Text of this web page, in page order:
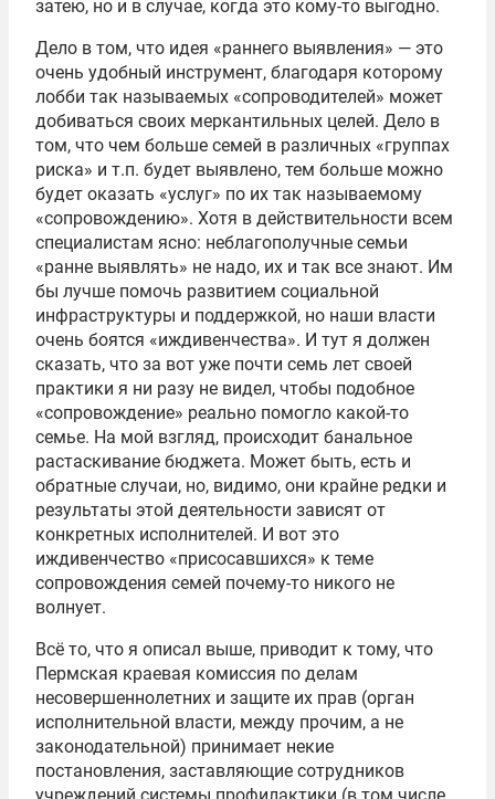
затею, но и в случае, когда это кому-то выгодно.
Дело в том, что идея «раннего выявления» — это
очень удобный инструмент, благодаря которому
лобби так называемых «сопроводителей» может
добиваться своих меркантильных целей. Дело в
том, что чем больше семей в различных «группах
риска» и т.п. будет выявлено, тем больше можно
будет оказать «услуг» по их так называемому
«сопровождению». Хотя в действительности всем
специалистам ясно: неблагополучные семьи
«ранне выявлять» не надо, их и так все знают. Им
бы лучше помочь развитием социальной
инфраструктуры и поддержкой, но наши власти
очень боятся «иждивенчества». И тут я должен
сказать, что за вот уже почти семь лет своей
практики я ни разу не видел, чтобы подобное
«сопровождение» реально помогло какой-то
семье. На мой взгляд, происходит банальное
растаскивание бюджета. Может быть, есть и
обратные случаи, но, видимо, они крайне редки и
результаты этой деятельности зависят от
конкретных исполнителей. И вот это
иждивенчество «присосавшихся» к теме
сопровождения семей почему-то никого не
волнует.
Всё то, что я описал выше, приводит к тому, что
Пермская краевая комиссия по делам
несовершеннолетних и защите их прав (орган
исполнительной власти, между прочим, а не
законодательной) принимает некие
постановления, заставляющие сотрудников